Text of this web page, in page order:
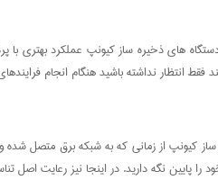
های ذخیره ساز کیونپ عملکرد بهتری با
انتظار نداشته باشید هنگام انجام
کیونپ از زمانی که به شبکه برق متصل
را پایین نگه دارید. در اینجا نیز رعایت